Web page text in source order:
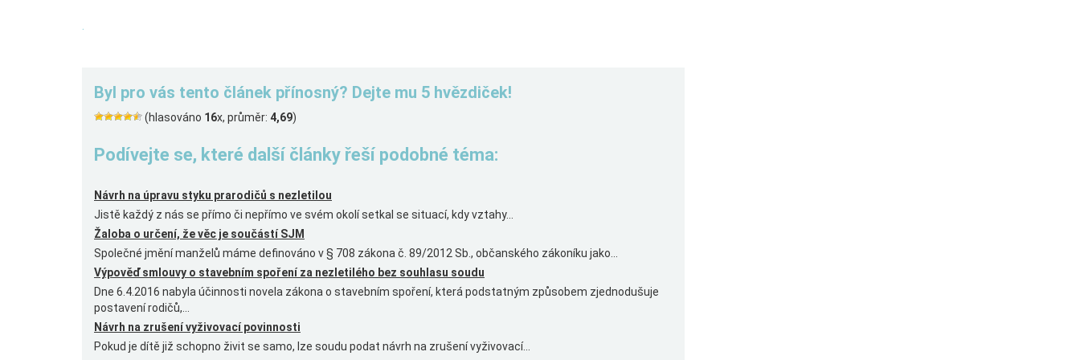
.
Byl pro vás tento článek přínosný? Dejte mu 5 hvězdiček!
(hlasováno 16x, průměr: 4,69)
Podívejte se, které další články řeší podobné téma:
Návrh na úpravu styku prarodičů s nezletilou
Jistě každý z nás se přímo či nepřímo ve svém okolí setkal se situací, kdy vztahy...
Žaloba o určení, že věc je součástí SJM
Společné jmění manželů máme definováno v § 708 zákona č. 89/2012 Sb., občanského zákoníku jako...
Výpověď smlouvy o stavebním spoření za nezletilého bez souhlasu soudu
Dne 6.4.2016 nabyla účinnosti novela zákona o stavebním spoření, která podstatným způsobem zjednodušuje
postavení rodičů,...
Návrh na zrušení vyživovací povinnosti
Pokud je dítě již schopno živit se samo, lze soudu podat návrh na zrušení vyživovací...